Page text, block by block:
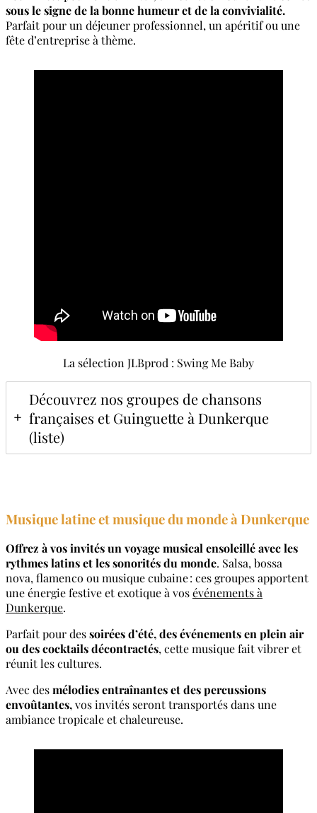
sous le signe de la bonne humeur et de la convivialité.
Parfait pour un déjeuner professionnel, un apéritif ou une
fête d’entreprise à thème.
La sélection JLBprod : Swing Me Baby
Découvrez nos groupes de chansons
françaises et Guinguette à Dunkerque
(liste)
Musique latine et musique du monde à Dunkerque
Offrez à vos invités un voyage musical ensoleillé avec les
rythmes latins et les sonorités du monde. Salsa, bossa
nova, flamenco ou musique cubaine : ces groupes apportent
une énergie festive et exotique à vosévénements à
Dunkerque.
Parfait pour dessoirées d’été, des événements en plein air
ou des cocktails décontractés, cette musique fait vibrer et
réunit les cultures.
Avec desmélodies entraînantes et des percussions
envoûtantes,vos invités seront transportés dans une
ambiance tropicale et chaleureuse.